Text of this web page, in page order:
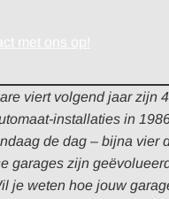
met ons op!
viert volgend jaar zijn
installaties in
de dag – bijna vier
garages zijn
je weten hoe jouw